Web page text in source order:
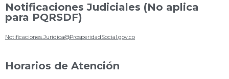
Notificaciones Judiciales (No aplica
para PQRSDF)
Notificaciones.Juridica@ProsperidadSocial.gov.co
Horarios de Atención